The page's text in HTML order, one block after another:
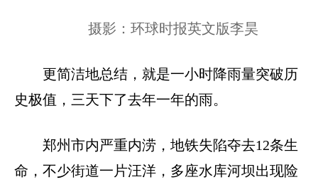
摄影：环球时报英文版李昊
更简洁地总结，就是一小时降雨量突破历
史极值，三天下了去年一年的雨。
郑州市内严重内涝，地铁失陷夺去12条生
命，不少街道一片汪洋，多座水库河坝出现险